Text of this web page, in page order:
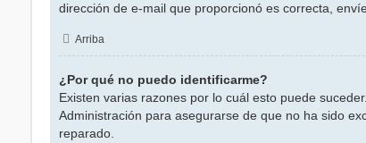
dirección de e-mail que proporcionó es correcta,
Arriba
¿Por qué no puedo identificarme?
Existen varias razones por lo cuál esto puede
Administración para asegurarse de que no ha sido
reparado.